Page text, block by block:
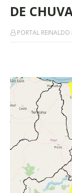
DE
PORTAL REINALDO